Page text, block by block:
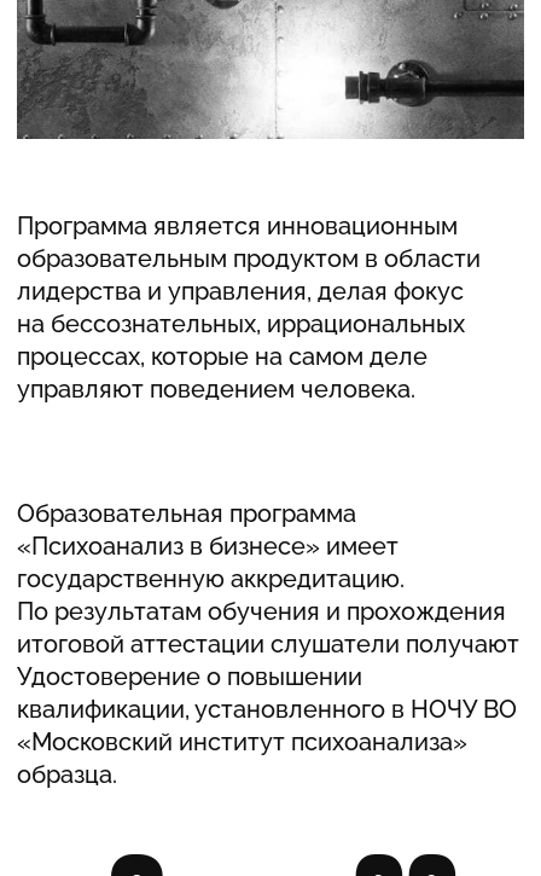
КАК
ПРОХОДИТ
КУРС
Образовательная программа проводится
в онлайн формате,
на платформе Zoom. Все теоретические
Встречи проходят 1 раз в неделю,
в понедельник. Начало в 19.00, окончание
в 22.00. Первая часть — лекционный
формат. Вторая часть — практическая
работа в групповом формате,супервизии.
Время московское.
ФОРМАТ
РАСПИСАНИЕ